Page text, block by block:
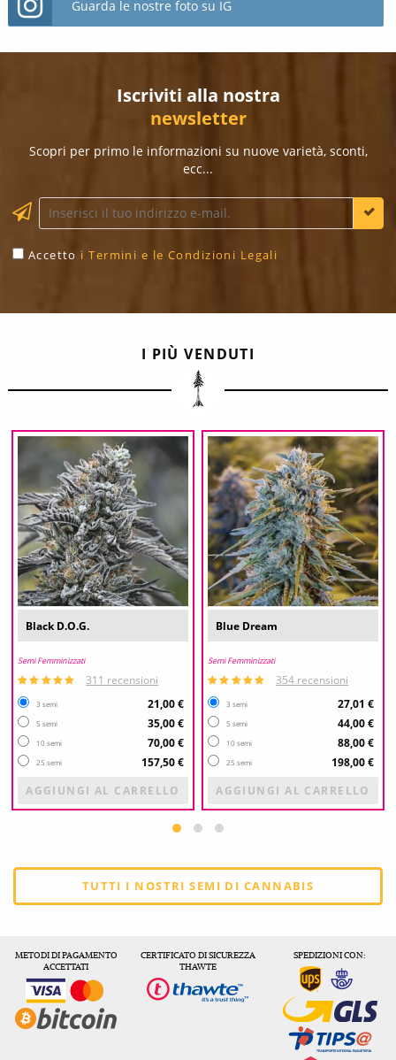
Guarda le nostre foto su IG
Iscriviti alla nostra
newsletter
Scopri per primo le informazioni su nuove varietà, sconti,
ecc...
Accetto i Termini e le Condizioni Legali
I PIÙ VENDUTI
Black D.O.G.
Semi Femminizzati
311 recensioni
3 semi 21,00 €
5 semi 35,00 €
10 semi 70,00 €
25 semi
157,50 €
AGGIUNGI AL CARRELLO
Blue Dream
Semi Femminizzati
354 recensioni
3 semi 27,01 €
5 semi 44,00 €
10 semi 88,00 €
25 semi
198,00 €
AGGIUNGI AL CARRELLO
TUTTI I NOSTRI SEMI DI CANNABIS
METODI DI PAGAMENTO
ACCETTATI
CERTIFICATO DI SICUREZZA
THAWTE
SPEDIZIONI CON: